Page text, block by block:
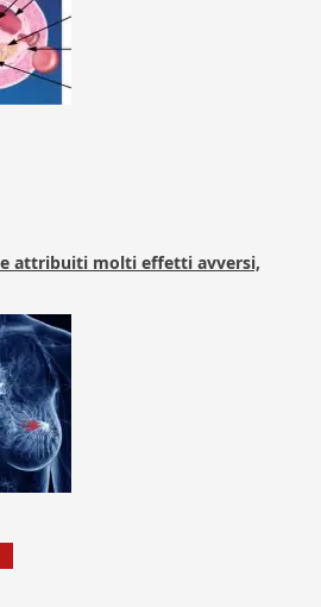
attribuiti molti effetti avversi,